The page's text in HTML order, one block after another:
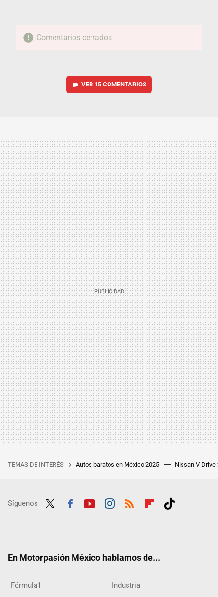
Comentarios cerrados
VER 15 COMENTARIOS
TEMAS DE INTERÉS Autos baratos en México 2025 Nissan V-Drive
Síguenos
En Motorpasión México hablamos de...
Fórmula1 Industria